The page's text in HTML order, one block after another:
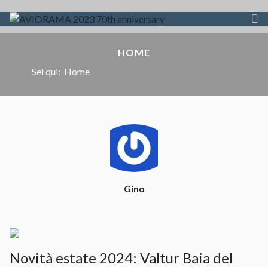
HOME
Sei qui: Home
Gino
Novità estate 2024: Valtur Baia del